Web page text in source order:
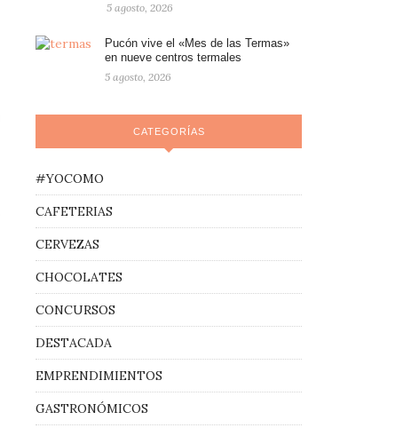
5 agosto, 2026
Pucón vive el «Mes de las Termas»
en nueve centros termales
5 agosto, 2026
CATEGORÍAS
#YOCOMO
CAFETERIAS
CERVEZAS
CHOCOLATES
CONCURSOS
DESTACADA
EMPRENDIMIENTOS
GASTRONÓMICOS